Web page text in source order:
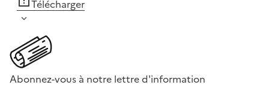
Télécharger
Abonnez-vous à notre lettre d'information